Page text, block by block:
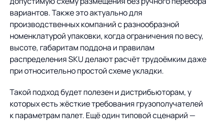
вариантов. Также это актуально для
производственных компаний с разнообразной
номенклатурой упаковки, когда ограничения по весу,
высоте, габаритам поддона и правилам
распределения SKU делают расчёт трудоёмким даже
при относительно простой схеме укладки.
Такой подход будет полезен и дистрибьюторам, у
которых есть жёсткие требования грузополучателей
к параметрам палет. Ещё один типовой сценарий —